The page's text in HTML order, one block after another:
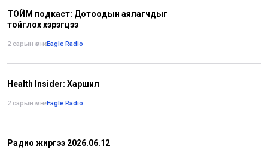
ТОЙМ подкаст: Дотоодын аялагчдыг
тойглох хэрэгцээ
2 сарын өмнө•Eagle Radio
Health Insider: Харшил
2 сарын өмнө•Eagle Radio
Радио жиргээ 2026.06.12